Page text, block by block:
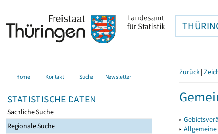
Home Kontakt Suche Newsletter
STATISTISCHE DATEN
Sachliche Suche
Regionale Suche
Zurück |
▸
▸